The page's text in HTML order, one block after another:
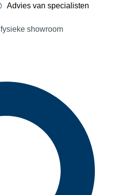
Advies van specialisten
fysieke showroom